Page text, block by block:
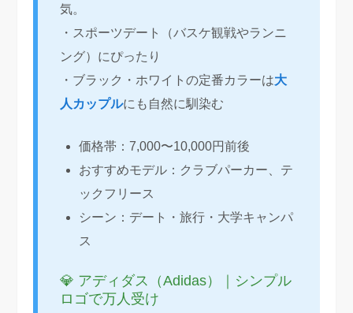
気。
・スポーツデート（バスケ観戦やランニ
ング）にぴったり
・ブラック・ホワイトの定番カラーは大
人カップルにも自然に馴染む
価格帯：7,000〜10,000円前後
おすすめモデル：クラブパーカー、テ
ックフリース
シーン：デート・旅行・大学キャンパ
ス
💎 アディダス（Adidas）｜シンプル
ロゴで万人受け